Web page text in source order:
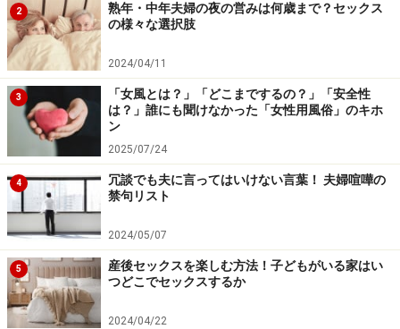
2
熟年・中年夫婦の夜の営みは何歳まで？セックス
の様々な選択肢
2024/04/11
3
「女風とは？」「どこまでするの？」「安全性
は？」誰にも聞けなかった「女性用風俗」のキホ
ン
2025/07/24
4
冗談でも夫に言ってはいけない言葉！ 夫婦喧嘩の
禁句リスト
2024/05/07
5
産後セックスを楽しむ方法！子どもがいる家はい
つどこでセックスするか
2024/04/22